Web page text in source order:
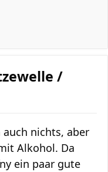
/
nichts, aber
Alkohol. Da
ein paar gute